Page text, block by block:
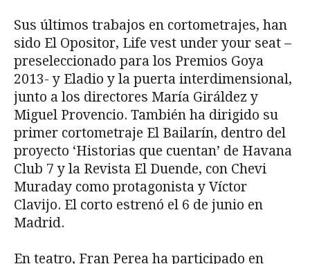
Sus últimos trabajos en cortometrajes, han
sido El Opositor, Life vest under your seat –
preseleccionado para los Premios Goya
2013- y Eladio y la puerta interdimensional,
junto a los directores María Giráldez y
Miguel Provencio. También ha dirigido su
primer cortometraje El Bailarín, dentro del
proyecto ‘Historias que cuentan’ de Havana
Club 7 y la Revista El Duende, con Chevi
Muraday como protagonista y Víctor
Clavijo. El corto estrenó el 6 de junio en
Madrid.
En teatro, Fran Perea ha participado en